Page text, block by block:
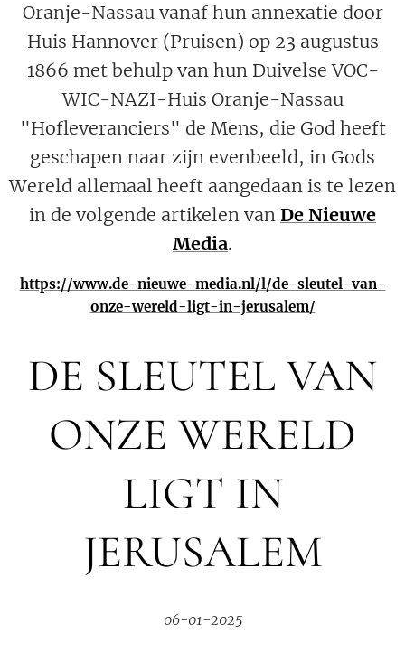
Oranje-Nassau vanaf hun annexatie door
Huis Hannover (Pruisen) op 23 augustus
1866 met behulp van hun Duivelse VOC-
WIC-NAZI-Huis Oranje-Nassau
"Hofleveranciers" de Mens, die God heeft
geschapen naar zijn evenbeeld, in Gods
Wereld allemaal heeft aangedaan is te lezen
in de volgende artikelen van De Nieuwe
Media.
https://www.de-nieuwe-media.nl/l/de-sleutel-van-
onze-wereld-ligt-in-jerusalem/
DE SLEUTEL VAN
ONZE WERELD
LIGT IN
JERUSALEM
06-01-2025